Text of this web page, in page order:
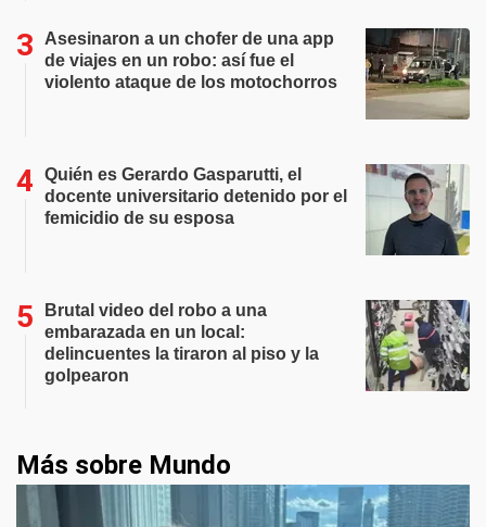
Asesinaron a un chofer de una app
de viajes en un robo: así fue el
violento ataque de los motochorros
Quién es Gerardo Gasparutti, el
docente universitario detenido por el
femicidio de su esposa
Brutal video del robo a una
embarazada en un local:
delincuentes la tiraron al piso y la
golpearon
Más sobre Mundo